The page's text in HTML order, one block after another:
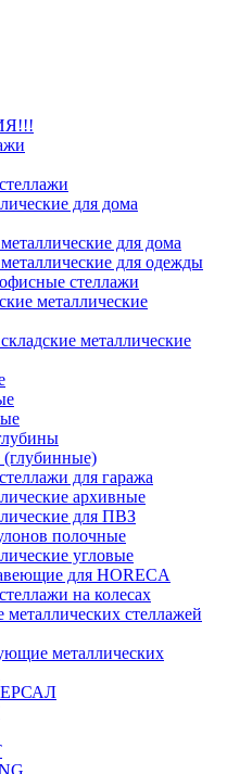
для дома
для дома
для одежды
стеллажи
металлические
металлические
для гаража
архивные
для ПВЗ
полочные
угловые
для HORECA
на колесах
стеллажей
металлических